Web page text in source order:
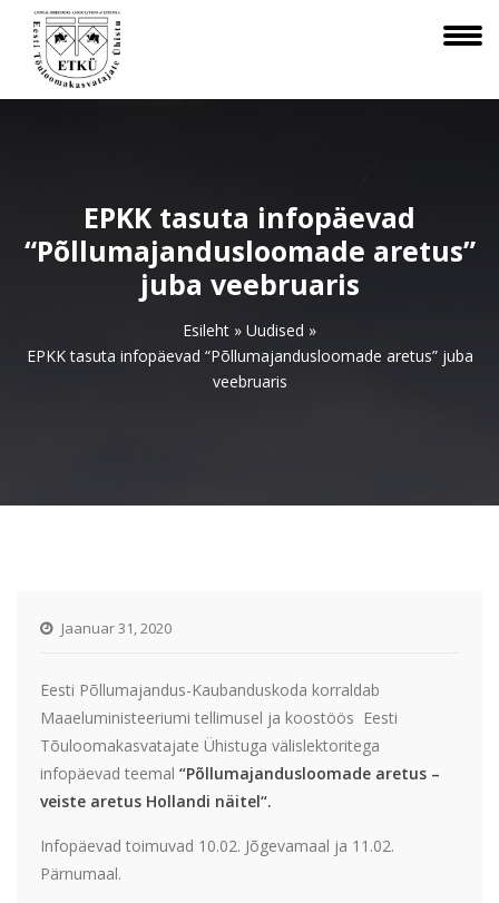
EPKK tasuta infopäevad
“Põllumajandusloomade aretus”
juba veebruaris
Esileht » Uudised »
EPKK tasuta infopäevad “Põllumajandusloomade aretus” juba
veebruaris
Jaanuar 31, 2020
Eesti Põllumajandus-Kaubanduskoda korraldab
Maaeluministeeriumi tellimusel ja koostöös Eesti
Tõuloomakasvatajate Ühistuga välislektoritega
infopäevad teemal “Põllumajandusloomade aretus –
veiste aretus Hollandi näitel“.
Infopäevad toimuvad 10.02. Jõgevamaal ja 11.02.
Pärnumaal.